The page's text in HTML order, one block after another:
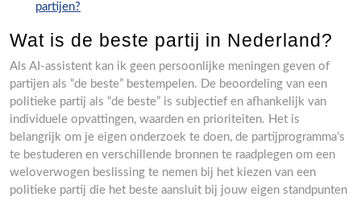
partijen?
Wat is de beste partij in Nederland?
Als AI-assistent kan ik geen persoonlijke meningen geven of
partijen als “de beste” bestempelen. De beoordeling van een
politieke partij als “de beste” is subjectief en afhankelijk van
individuele opvattingen, waarden en prioriteiten. Het is
belangrijk om je eigen onderzoek te doen, de partijprogramma’s
te bestuderen en verschillende bronnen te raadplegen om een
weloverwogen beslissing te nemen bij het kiezen van een
politieke partij die het beste aansluit bij jouw eigen standpunten